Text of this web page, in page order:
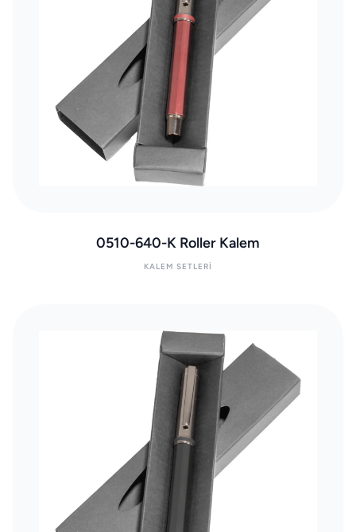
0510-640-K Roller Kalem
KALEM SETLERI